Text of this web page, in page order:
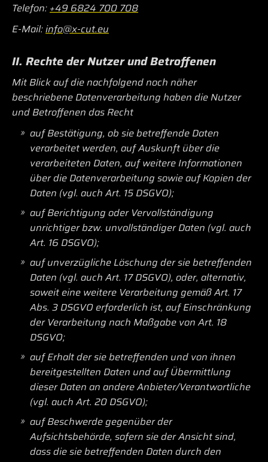
Telefon:+49 6824 700 708
E-Mail:info@x-cut.eu
II. Rechte der Nutzer und Betroffenen
Mit Blick auf die nachfolgend noch näher
beschriebene Datenverarbeitung haben die Nutzer
und Betroffenen das Recht
auf Bestätigung, ob sie betreffende Daten
verarbeitet werden, auf Auskunft über die
verarbeiteten Daten, auf weitere Informationen
über die Datenverarbeitung sowie auf Kopien der
Daten (vgl. auch Art. 15 DSGVO);
auf Berichtigung oder Vervollständigung
unrichtiger bzw. unvollständiger Daten (vgl. auch
Art. 16 DSGVO);
auf unverzügliche Löschung der sie betreffenden
Daten (vgl. auch Art. 17 DSGVO), oder, alternativ,
soweit eine weitere Verarbeitung gemäß Art. 17
Abs. 3 DSGVO erforderlich ist, auf Einschränkung
der Verarbeitung nach Maßgabe von Art. 18
DSGVO;
auf Erhalt der sie betreffenden und von ihnen
bereitgestellten Daten und auf Übermittlung
dieser Daten an andere Anbieter/Verantwortliche
(vgl. auch Art. 20 DSGVO);
auf Beschwerde gegenüber der
Aufsichtsbehörde, sofern sie der Ansicht sind,
dass die sie betreffenden Daten durch den